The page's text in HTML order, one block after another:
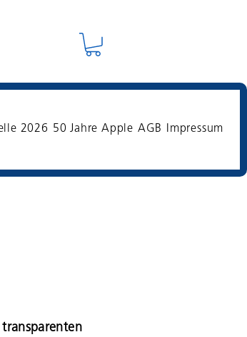
2026 50 Jahre Apple AGB Impressum
transparenten